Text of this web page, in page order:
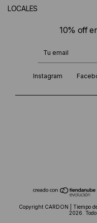
LOCALES
10% off
¡Te suscribiste
Instagram
Copyright CARDON | Tiempo
2026.